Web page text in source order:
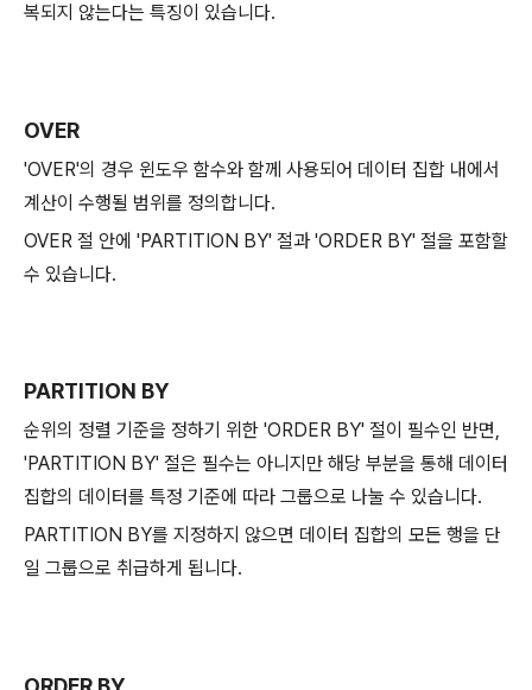
복되지 않는다는 특징이 있습니다.
OVER
'OVER'의 경우 윈도우 함수와 함께 사용되어 데이터 집합 내에서
계산이 수행될 범위를 정의합니다.
OVER 절 안에 'PARTITION BY' 절과 'ORDER BY' 절을 포함할
수 있습니다.
PARTITION BY
순위의 정렬 기준을 정하기 위한 'ORDER BY' 절이 필수인 반면,
'PARTITION BY' 절은 필수는 아니지만 해당 부분을 통해 데이터
집합의 데이터를 특정 기준에 따라 그룹으로 나눌 수 있습니다.
PARTITION BY를 지정하지 않으면 데이터 집합의 모든 행을 단
일 그룹으로 취급하게 됩니다.